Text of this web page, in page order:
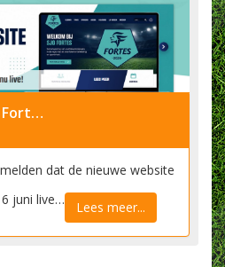
​Teamindeling SJO Fortes 2026-2027 op nieuwe website van Fortes
dat de nieuwe website
juni live…
Lees meer...